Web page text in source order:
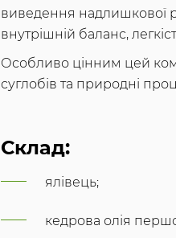
виведення надлишкової
внутрішній баланс,
Особливо цінним цей
суглобів та природні
Склад:
ялівець;
кедрова олія